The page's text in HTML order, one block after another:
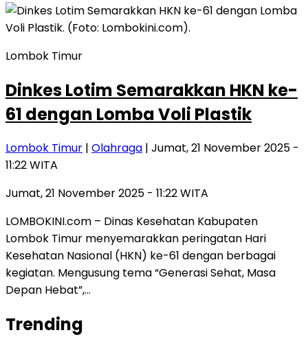
Lombok Timur
Dinkes Lotim Semarakkan HKN ke-
61 dengan Lomba Voli Plastik
Lombok Timur | Olahraga | Jumat, 21 November 2025 -
11:22 WITA
Jumat, 21 November 2025 - 11:22 WITA
LOMBOKINI.com – Dinas Kesehatan Kabupaten
Lombok Timur menyemarakkan peringatan Hari
Kesehatan Nasional (HKN) ke-61 dengan berbagai
kegiatan. Mengusung tema “Generasi Sehat, Masa
Depan Hebat”,…
Trending